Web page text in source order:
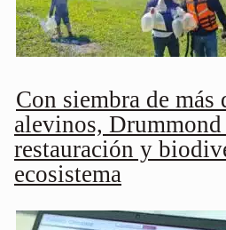
Con siembra de más
alevinos, Drummond
restauración y
ecosistema